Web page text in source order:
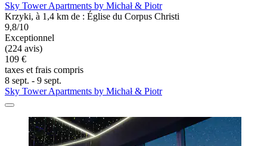
Sky Tower Apartments by Michał & Piotr
Krzyki, à 1,4 km de : Église du Corpus Christi
9,8/10
Exceptionnel
(224 avis)
109 €
taxes et frais compris
8 sept. - 9 sept.
Sky Tower Apartments by Michał & Piotr